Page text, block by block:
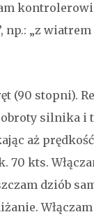
np.: „z wiatrem
(90 stopni).
silnika i
aż
70 kts.
dziób